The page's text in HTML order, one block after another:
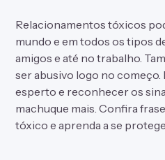
Relacionamentos tóxicos
mundo e em todos os tipos
amigos e até no trabalho.
ser abusivo logo no
esperto e reconhecer os
machuque mais. Confira
tóxico e aprenda a se